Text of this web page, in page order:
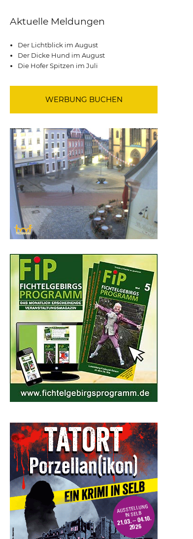
Aktuelle Meldungen
Der Lichtblick im August
Der Dicke Hund im August
Die Hofer Spitzen im Juli
WERBUNG BUCHEN